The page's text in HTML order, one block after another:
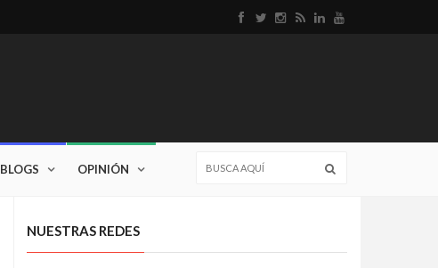
BLOGS OPINIÓN
NUESTRAS REDES